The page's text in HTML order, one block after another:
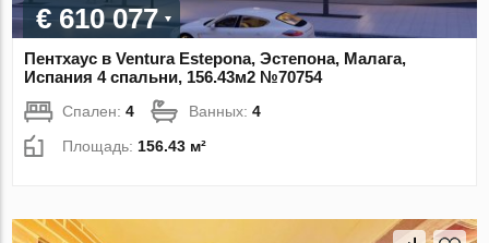
€ 610 077
Пентхаус в Ventura Estepona, Эстепона, Малага,
Испания 4 спальни, 156.43м2 №70754
Спален:4 Ванных:4
Площадь: 156.43 м²